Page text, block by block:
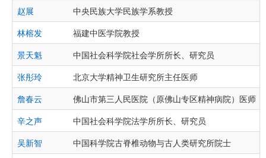
赵展
中央民族大学民族学系教授
林榕发
福建中医学院教授
景天魁
中国社会科学院社会学所所长、研究员
张彤玲
北京大学精神卫生研究所主任医师
詹春云
佛山市第三人民医院（原佛山专区精神病院）医师
辛之声
中国社会科学院法学所所长、研究员
吴新智
中国科学院古脊椎动物与古人类研究所院士